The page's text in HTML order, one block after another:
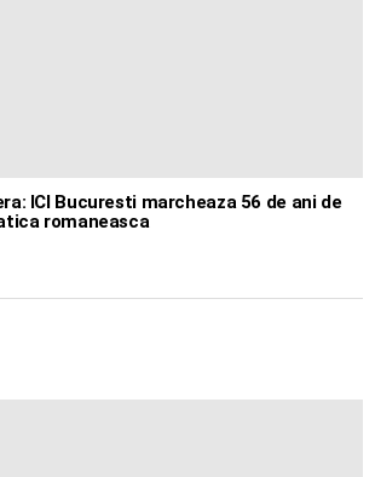
ICI Bucuresti marcheaza 56 de ani de
romaneasca